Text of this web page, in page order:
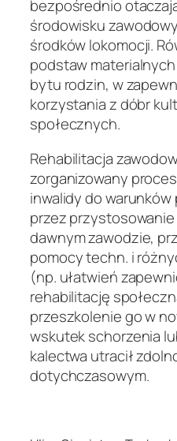
bezpośrednio
środowisku
środków lokomocji.
podstaw
bytu rodzin, w
korzystania z dóbr
społecznych.
Rehabilitacja
zorganizowany
inwalidy do
przez
dawnym zawodzie,
pomocy techn. i
(np. ułatwień
rehabilitację
przeszkolenie go w
wskutek schorzenia
kalectwa utracił
dotychczasowym.